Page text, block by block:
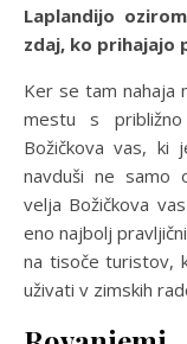
Laplandijo
zdaj, ko prihajajo
Ker se tam nahaja
mestu s
Božičkova vas, ki
navduši ne samo
velja Božičkova
eno najbolj
na tisoče turistov,
uživati v zimskih